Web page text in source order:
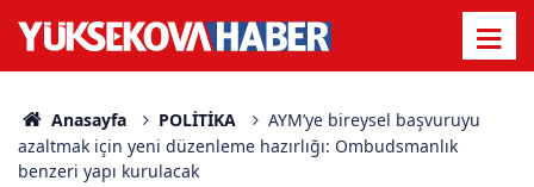
Anasayfa POLİTİKA
AYM’ye bireysel başvuruyu
azaltmak için yeni düzenleme hazırlığı: Ombudsmanlık
benzeri yapı kurulacak